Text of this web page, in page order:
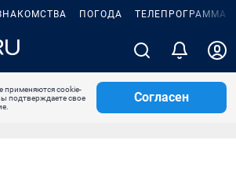
ПОГОДА ТЕЛЕПРОГРАММА
применяются cookie-
подтверждаете свое
Согласен